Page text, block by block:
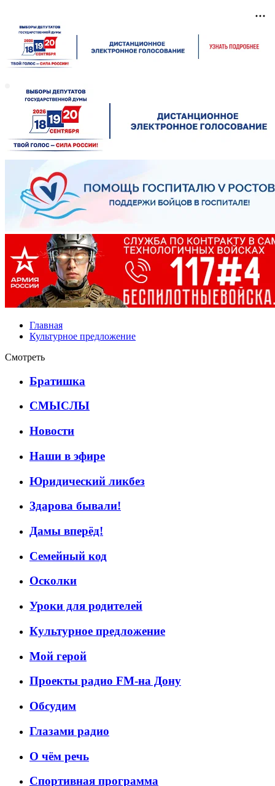
Главная
Культурное предложение
Смотреть
Братишка
СМЫСЛЫ
Новости
Наши в эфире
Юридический ликбез
Здарова бывали!
Дамы вперёд!
Семейный код
Осколки
Уроки для родителей
Культурное предложение
Мой герой
Проекты радио FM-на Дону
Обсудим
Глазами радио
О чём речь
Спортивная программа